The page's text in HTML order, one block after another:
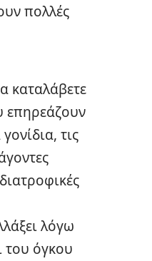
πολλές
καταλάβετε
επηρεάζουν
τις
λόγω
του όγκου